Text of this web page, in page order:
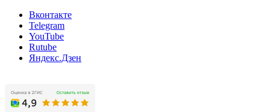
Вконтакте
Telegram
YouTube
Rutube
Яндекс.Дзен